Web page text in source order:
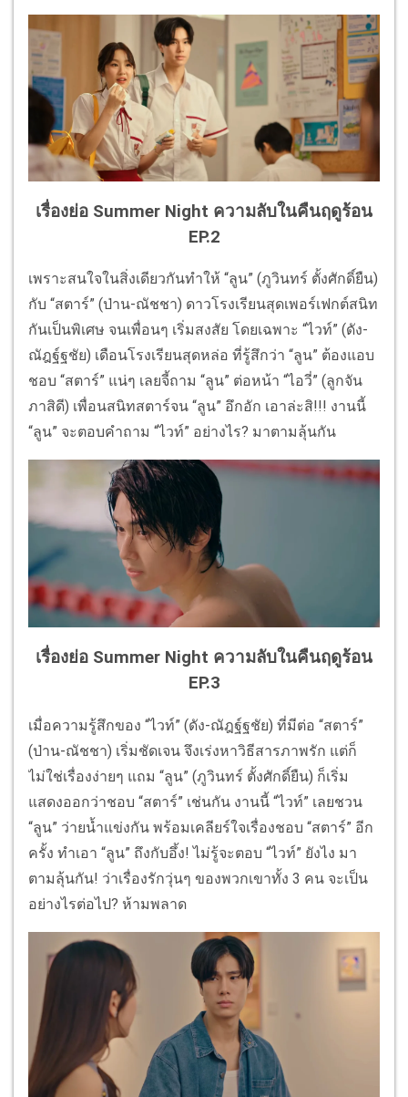
เรื่องย่อ Summer Night ความลับในคืนฤดูร้อน
EP.2
เพราะสนใจในสิ่งเดียวกันทำให้ “ลูน” (ภูวินทร์ ตั้งศักดิ์ยืน)
กับ “สตาร์” (ป่าน-ณัชชา) ดาวโรงเรียนสุดเพอร์เฟกต์สนิท
กันเป็นพิเศษ จนเพื่อนๆ เริ่มสงสัย โดยเฉพาะ “ไวท์” (ดัง-
ณัฎฐ์ฐชัย) เดือนโรงเรียนสุดหล่อ ที่รู้สึกว่า “ลูน” ต้องแอบ
ชอบ “สตาร์” แน่ๆ เลยจี้ถาม “ลูน” ต่อหน้า “ไอวี่” (ลูกจัน
ภาสิดี) เพื่อนสนิทสตาร์จน “ลูน” อึกอัก เอาล่ะสิ!!! งานนี้
“ลูน” จะตอบคำถาม “ไวท์” อย่างไร? มาตามลุ้นกัน
เรื่องย่อ Summer Night ความลับในคืนฤดูร้อน
EP.3
เมื่อความรู้สึกของ “ไวท์” (ดัง-ณัฎฐ์ฐชัย) ที่มีต่อ “สตาร์”
(ป่าน-ณัชชา) เริ่มชัดเจน จึงเร่งหาวิธีสารภาพรัก แต่ก็
ไม่ใช่เรื่องง่ายๆ แถม “ลูน” (ภูวินทร์ ตั้งศักดิ์ยืน) ก็เริ่ม
แสดงออกว่าชอบ “สตาร์” เช่นกัน งานนี้ “ไวท์” เลยชวน
“ลูน” ว่ายน้ำแข่งกัน พร้อมเคลียร์ใจเรื่องชอบ “สตาร์” อีก
ครั้ง ทำเอา “ลูน” ถึงกับอึ้ง! ไม่รู้จะตอบ “ไวท์” ยังไง มา
ตามลุ้นกัน! ว่าเรื่องรักวุ่นๆ ของพวกเขาทั้ง 3 คน จะเป็น
อย่างไรต่อไป? ห้ามพลาด